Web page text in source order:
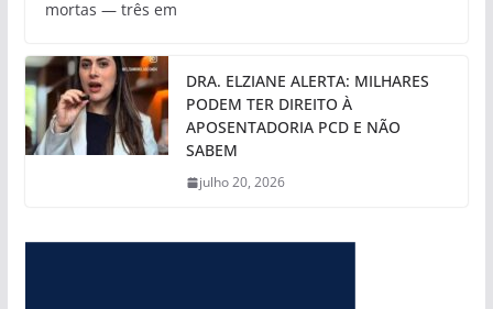
mortas — três em
DRA. ELZIANE ALERTA: MILHARES
PODEM TER DIREITO À
APOSENTADORIA PCD E NÃO
SABEM
julho 20, 2026